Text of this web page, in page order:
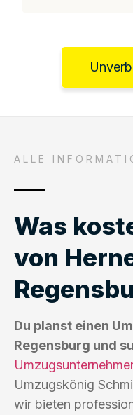
ALLE
Was
von
Du planst einen
Regensburg und
Umzugskönig
wir bieten